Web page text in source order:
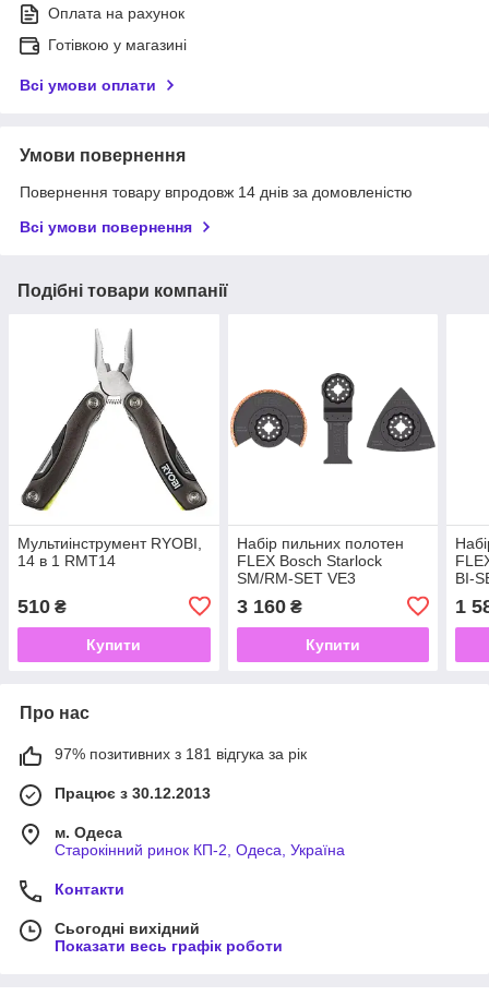
Оплата на рахунок
Готівкою у магазині
Всі умови оплати
Умови повернення
Повернення товару впродовж 14 днів за домовленістю
Всі умови повернення
Подібні товари компанії
Мультиінструмент RYOBI,
14 в 1 RMT14
510 ₴
Купити
Набір пильних полотен
FLEX Bosch Starlock
SM/RM-SET VE3
3 160₴
Купити
BI-
1
Про нас
97% позитивних з 181 відгука за рік
Працює з 30.12.2013
м. Одеса
Старокінний ринок КП-2, Одеса, Україна
Контакти
Сьогодні вихідний
Показати весь графік роботи